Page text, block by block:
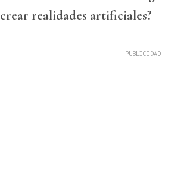
crear realidades artificiales?